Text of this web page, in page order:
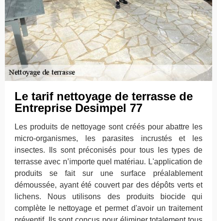
Le tarif nettoyage de terrasse de
Entreprise Desimpel 77
Les produits de nettoyage sont créés pour abattre les
micro-organismes, les parasites incrustés et les
insectes. Ils sont préconisés pour tous les types de
terrasse avec n’importe quel matériau. L'application de
produits se fait sur une surface préalablement
démoussée, ayant été couvert par des dépôts verts et
lichens. Nous utilisons des produits biocide qui
complète le nettoyage et permet d'avoir un traitement